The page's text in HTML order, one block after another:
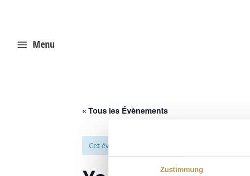
Zustimmung
a Menu
« Tous les Évènements
Cet évènement est passé.